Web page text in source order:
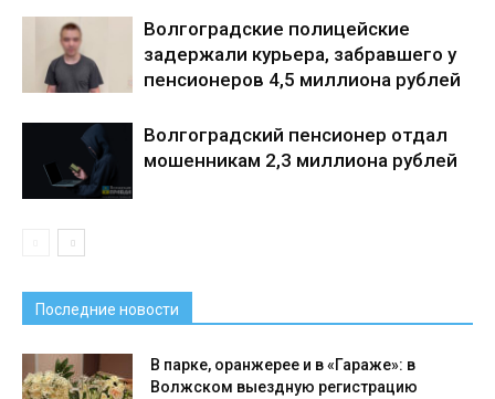
Волгоградские полицейские
задержали курьера, забравшего у
пенсионеров 4,5 миллиона рублей
Волгоградский пенсионер отдал
мошенникам 2,3 миллиона рублей
Последние новости
В парке, оранжерее и в «Гараже»: в
Волжском выездную регистрацию